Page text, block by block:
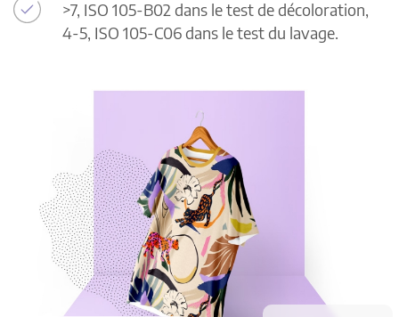
>7, ISO 105-B02 dans le test de décoloration,
4-5, ISO 105-C06 dans le test du lavage.